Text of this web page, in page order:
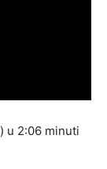
) u 2:06 minuti